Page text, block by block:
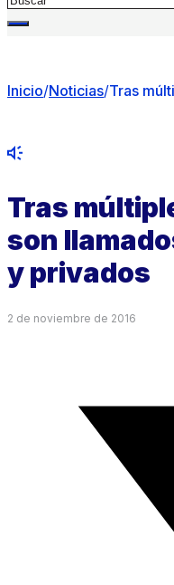
Inicio/Noticias/Tras
Tras
son
y privados
2 de noviembre de 2016